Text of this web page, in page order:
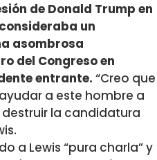
de Donald Trump en
un
asombrosa
del Congreso en
entrante. “Creo que
a este hombre a
la candidatura
a Lewis “pura charla” y